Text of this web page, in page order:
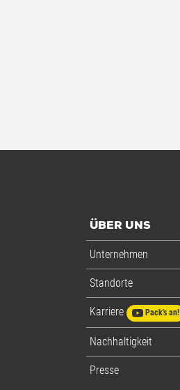
ÜBER UNS
Unternehmen
Standorte
Karriere Pack's an!
Nachhaltigkeit
Presse